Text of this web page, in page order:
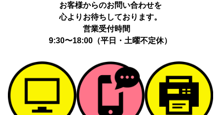
お客様からのお問い合わせを
心よりお待ちしております。
営業受付時間
9:30〜18:00（平日・土曜不定休）